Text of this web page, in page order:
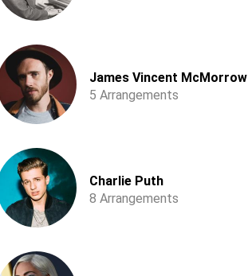
James Vincent McMorrow
5 Arrangements
Charlie Puth
8 Arrangements